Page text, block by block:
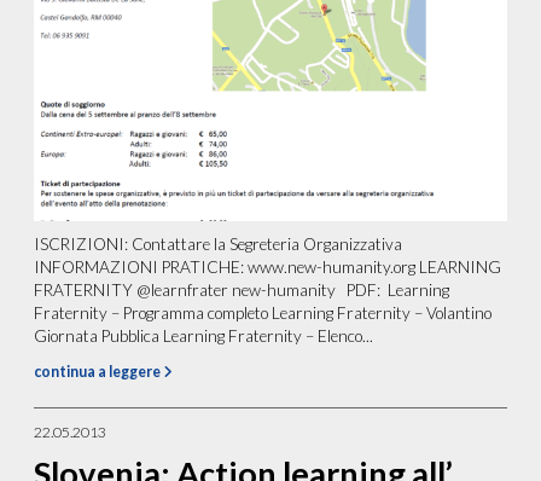
ISCRIZIONI: Contattare la Segreteria Organizzativa
INFORMAZIONI PRATICHE: www.new-humanity.org LEARNING
FRATERNITY @learnfrater new-humanity PDF: Learning
Fraternity – Programma completo Learning Fraternity – Volantino
Giornata Pubblica Learning Fraternity – Elenco...
continua a leggere
22.05.2013
Slovenia: Action learning all’